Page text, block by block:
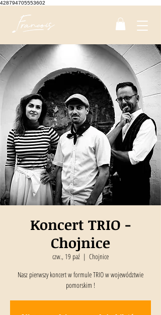
428794705553602
Koncert TRIO -
Chojnice
czw., 19 paź
  |
Chojnice
Nasz pierwszy koncert w formule TRIO w województwie
pomorskim !